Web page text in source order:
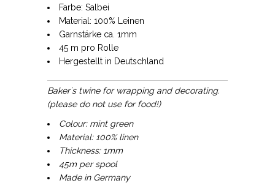
Farbe: Salbei
Material: 100% Leinen
Garnstärke ca. 1mm
45 m pro Rolle
Hergestellt in Deutschland
Baker´s twine for wrapping and decorating.
(please do not use for food!)
Colour: mint green
Material: 100% linen
Thickness: 1mm
45m per spool
Made in Germany